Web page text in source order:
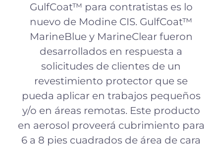
GulfCoat™ para contratistas es lo
nuevo de Modine CIS. GulfCoat™
MarineBlue y MarineClear fueron
desarrollados en respuesta a
solicitudes de clientes de un
revestimiento protector que se
pueda aplicar en trabajos pequeños
y/o en áreas remotas. Este producto
en aerosol proveerá cubrimiento para
6 a 8 pies cuadrados de área de cara